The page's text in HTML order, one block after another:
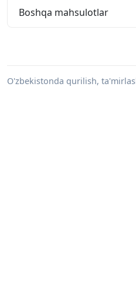
Boshqa mahsulotlar
O'zbekistonda qurilish,